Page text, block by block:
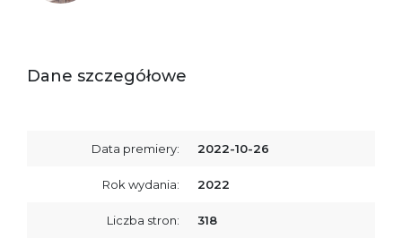
Dane szczegółowe
Data premiery: 2022-10-26
Rok wydania: 2022
Liczba stron: 318